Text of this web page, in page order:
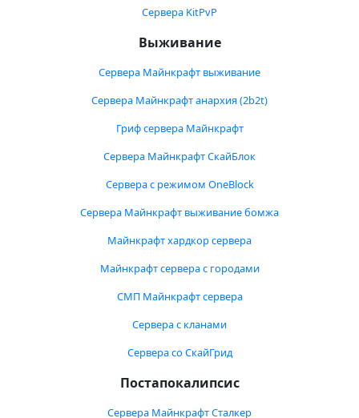
Сервера KitPvP
Выживание
Сервера Майнкрафт выживание
Сервера Майнкрафт анархия (2b2t)
Гриф сервера Майнкрафт
Сервера Майнкрафт СкайБлок
Сервера с режимом OneBlock
Сервера Майнкрафт выживание бомжа
Майнкрафт хардкор сервера
Майнкрафт сервера с городами
СМП Майнкрафт сервера
Сервера с кланами
Сервера со СкайГрид
Постапокалипсис
Сервера Майнкрафт Сталкер